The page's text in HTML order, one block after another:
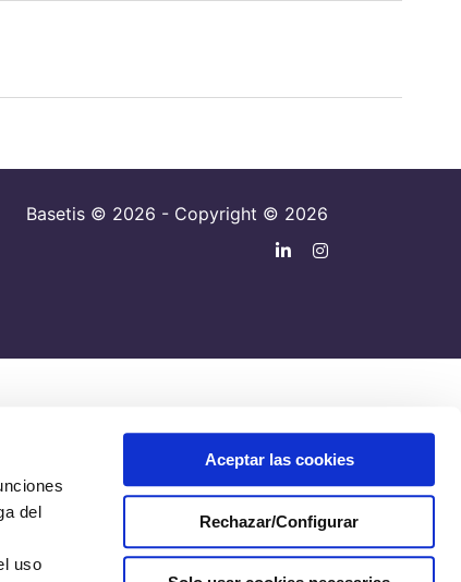
del
uso
Aceptar las cookies
Rechazar/Configurar
Basetis © 2026 - Copyright © 2026